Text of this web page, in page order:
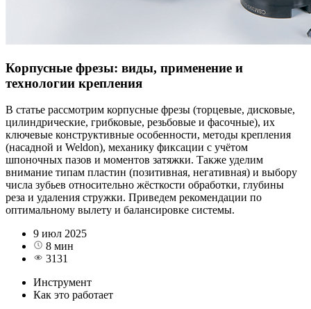
Корпусные фрезы: виды, применение и
технологии крепления
В статье рассмотрим корпусные фрезы (торцевые, дисковые,
цилиндрические, грибковые, резьбовые и фасочные), их
ключевые конструктивные особенности, методы крепления
(насадной и Weldon), механику фиксации с учётом
шпоночных пазов и моментов затяжки. Также уделим
внимание типам пластин (позитивная, негативная) и выбору
числа зубьев относительно жёсткости обработки, глубины
реза и удаления стружки. Приведем рекомендации по
оптимальному вылету и балансировке системы.
9 июл 2025
8 мин
3131
Инструмент
Как это работает